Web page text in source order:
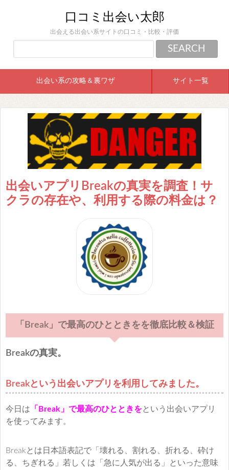
口コミ出会い太郎
出会える出会い系サイトの口コミ・比較・評価
出会い系の攻略＆裏ワザ サイト一覧
出会いアプリBreakの真実を調査！サ
クラの存在や、利用する際の料金は？
「Break」で最高のひとときをを徹底比較＆検証
Breakの真実。
Breakという出会いアプリを利用してみました。
今日は 「Break」で最高のひとときをという出会いアプリ
を使ってみます。
Breakとは日本語表記で「壊れる、割れる、折れる、砕け
る、ちぎれる」若しくは「急に人気が出る」といった意味